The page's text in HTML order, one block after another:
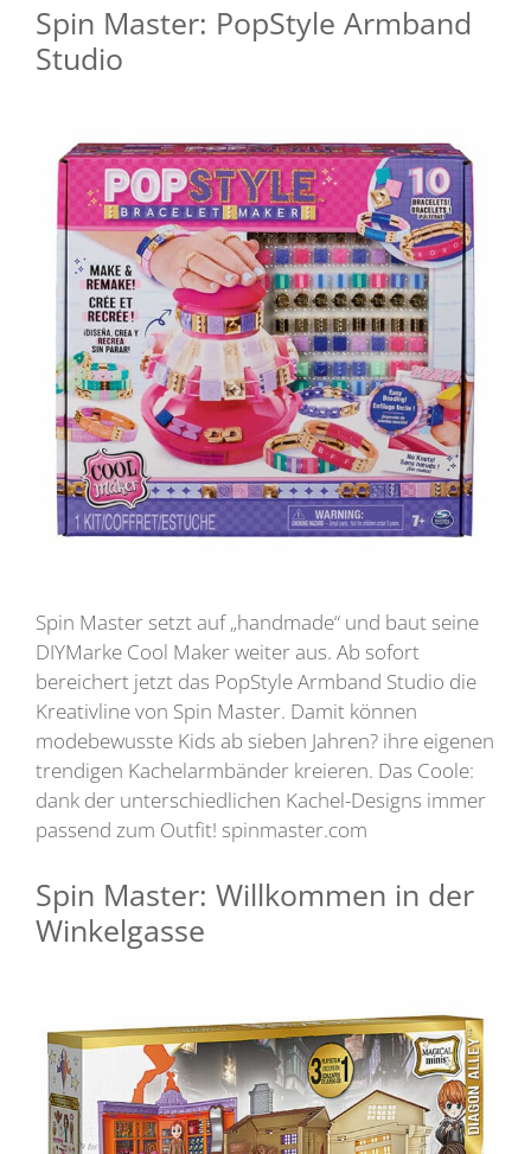
Spin Master: PopStyle Armband
Studio
Spin Master setzt auf „handmade“ und baut seine
DIYMarke Cool Maker weiter aus. Ab sofort
bereichert jetzt das PopStyle Armband Studio die
Kreativline von Spin Master. Damit können
modebewusste Kids ab sieben Jahren? ihre eigenen
trendigen Kachelarmbänder kreieren. Das Coole:
dank der unterschiedlichen Kachel-Designs immer
passend zum Outfit! spinmaster.com
Spin Master: Willkommen in der
Winkelgasse